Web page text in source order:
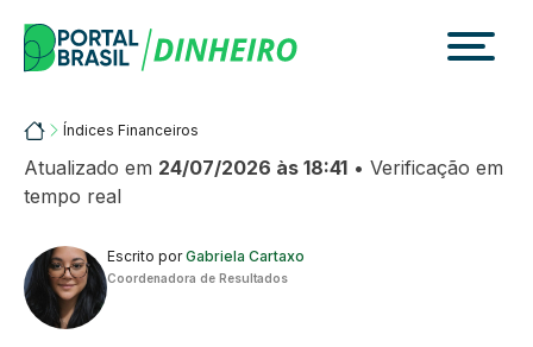
content
PortalbrasilÍndices Financeiros
Atualizado em 24/07/2026 às 18:41 • Verificação em
tempo real
Escrito porGabriela Cartaxo
Coordenadora de Resultados